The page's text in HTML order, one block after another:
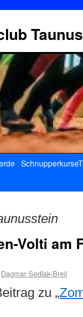
Schnupperkurse
Volti am
Dagmar Sedlak-Breil
zu „